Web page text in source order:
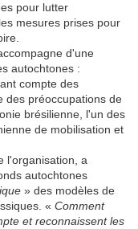
pour lutter
mesures prises pour
d'une
autochtones :
compte des
des préoccupations de
brésilienne, l'un des
de mobilisation et
l'organisation, a
autochtones
» des modèles de
« Comment
et reconnaissent les